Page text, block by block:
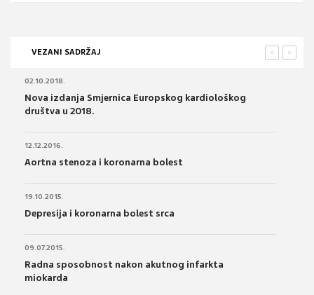
VEZANI SADRŽAJ >
<
02.10.2018.
Nova izdanja Smjernica Europskog kardiološkog
društva u 2018.
12.12.2016.
Aortna stenoza i koronarna bolest
19.10.2015.
Depresija i koronarna bolest srca
09.07.2015.
Radna sposobnost nakon akutnog infarkta
miokarda